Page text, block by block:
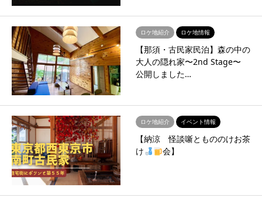
ロケ地紹介 ロケ地情報
【那須・古民家民泊】森の中の
大人の隠れ家〜2nd Stage〜
公開しました…
ロケ地紹介 イベント情報
【納涼 怪談噺ともののけお茶
け
会】